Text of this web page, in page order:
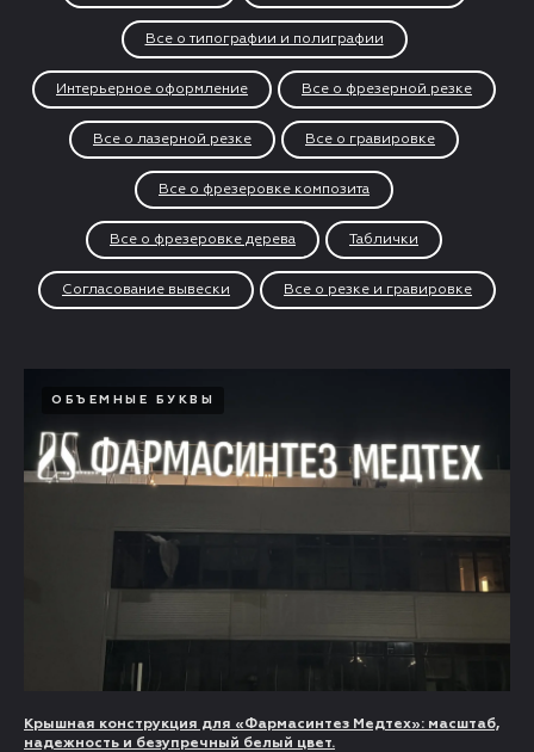
Все о типографии и полиграфии
Интерьерное оформление Все о фрезерной резке
Все о лазерной резке Все о гравировке
Все о фрезеровке композита
Все о фрезеровке дерева Таблички
Согласование вывески Все о резке и гравировке
ОБЪЕМНЫЕ БУКВЫ
Крышная конструкция для «Фармасинтез Медтех»: масштаб,
надежность и безупречный белый цвет.